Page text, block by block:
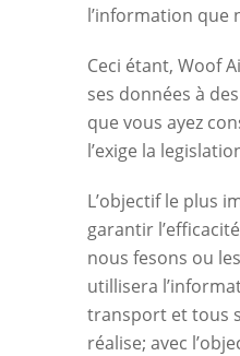
l’information que
Ceci étant, Woof
ses données à
que vous ayez
l’exige la
L’objectif le plus
garantir
nous fesons ou
utillisera
transport et tous
réalise; avec